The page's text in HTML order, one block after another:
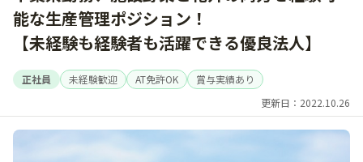
能な生産管理ポジション！
【未経験も経験者も活躍できる優良法人】
正社員 未経験歓迎 AT免許OK
賞与実績あり
更新日：2022.10.26